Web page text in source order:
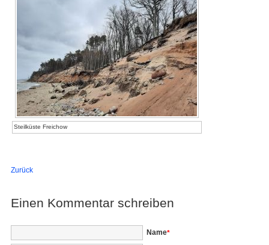
Steilküste Freichow
Zurück
Einen Kommentar schreiben
Pflichtfeld
Name*